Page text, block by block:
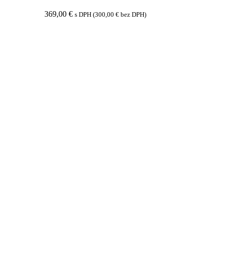
369,00 € s DPH (300,00 € bez DPH)